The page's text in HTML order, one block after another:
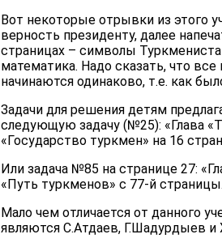
Вот некоторые отрывки из этого
верность президенту, далее
страницах – символы
математика. Надо сказать, что
начинаются одинаково, т.е. как
Задачи для решения детям
следующую задачу (№25): «Глава
«Государство туркмен» на 16
Или задача №85 на странице 27:
«Путь туркменов» с 77-й
Мало чем отличается от данного
являются С.Атдаев, Г.Шадурдыев